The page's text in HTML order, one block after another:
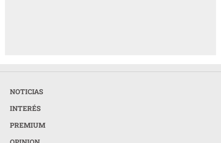
NOTICIAS
INTERÉS
PREMIUM